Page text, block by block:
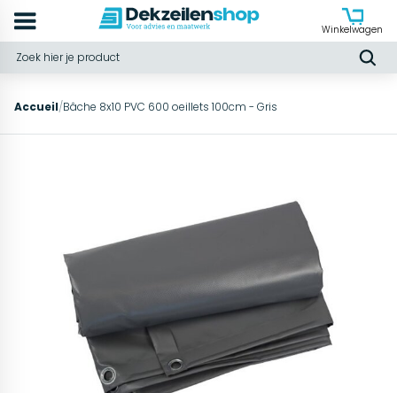
Winkelwagen
Accueil/Bâche 8x10 PVC 600 oeillets 100cm - Gris